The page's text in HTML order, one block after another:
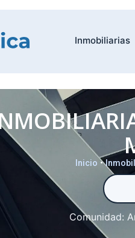
Inmobiliarias
Inicio •
Comunidad: